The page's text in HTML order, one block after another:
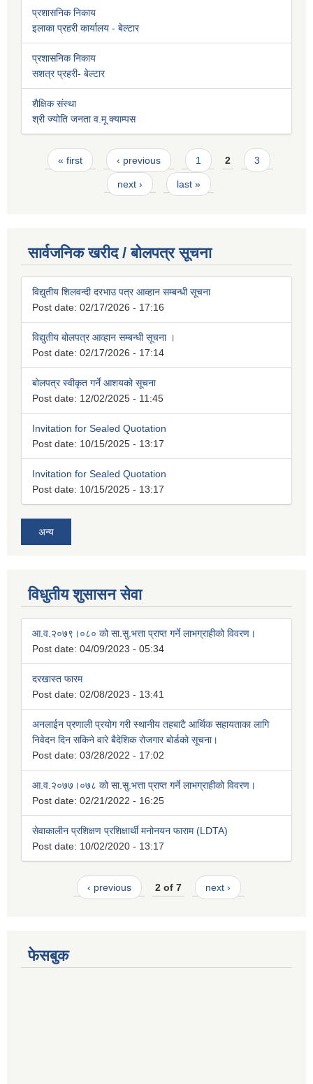
प्रशासनिक निकाय
इलाका प्रहरी कार्यालय - बेल्टार
प्रशासनिक निकाय
सशत्र प्रहरी- बेल्टार
शैक्षिक संस्था
श्री ज्योति जनता व.मू क्याम्पस
Pages
« first ‹ previous 1 2 3
next › last »
सार्वजनिक खरीद / बोलपत्र सूचना
विद्युतीय शिलवन्दी दरभाउ पत्र आव्हान सम्बन्धी सूचना
Post date: 02/17/2026 - 17:16
विद्युतीय बोलपत्र आव्हान सम्बन्धी सूचना ।
Post date: 02/17/2026 - 17:14
बोलपत्र स्वीकृत गर्ने आशयको सूचना
Post date: 12/02/2025 - 11:45
Invitation for Sealed Quotation
Post date: 10/15/2025 - 13:17
Invitation for Sealed Quotation
Post date: 10/15/2025 - 13:17
अन्य
विधुतीय शुसासन सेवा
आ.व.२०७९।०८० को सा.सु.भत्ता प्राप्त गर्ने लाभग्राहीको विवरण।
Post date: 04/09/2023 - 05:34
दरखास्त फारम
Post date: 02/08/2023 - 13:41
अनलाईन प्रणाली प्रयोग गरी स्थानीय तहबाटै आर्थिक सहायताका लागि
निवेदन दिन सकिने वारे बैदेशिक रोजगार बोर्डको सूचना।
Post date: 03/28/2022 - 17:02
आ.व.२०७७।०७८ को सा.सु.भत्ता प्राप्त गर्ने लाभग्राहीको विवरण।
Post date: 02/21/2022 - 16:25
सेवाकालीन प्रशिक्षण प्रशिक्षार्थी मनोनयन फाराम (LDTA)
Post date: 10/02/2020 - 13:17
‹ previous 2 of 7 next ›
फेसबुक